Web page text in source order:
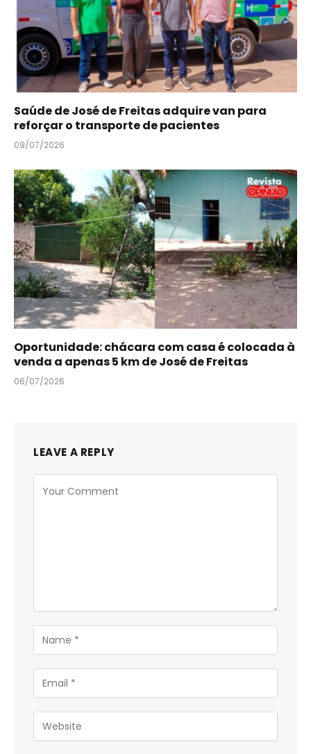
Saúde de José de Freitas adquire van para
reforçar o transporte de pacientes
09/07/2026
Oportunidade: chácara com casa é colocada à
venda a apenas 5 km de José de Freitas
06/07/2026
LEAVE A REPLY